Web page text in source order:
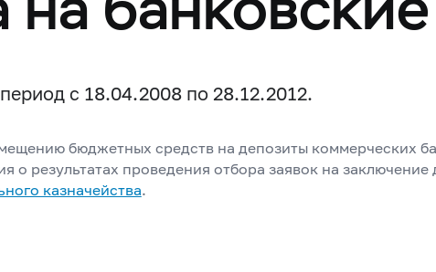
с 18.04.2008 по 28.12.2012.
бюджетных средств на депозиты коммерческих
о результатах проведения отбора заявок на
казначейства.